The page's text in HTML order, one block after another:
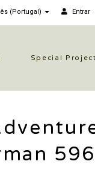
(Portugal) Entrar
Special